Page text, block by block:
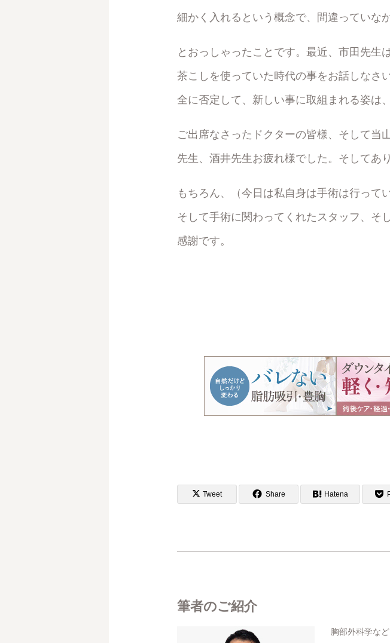
細かく入れるという概念で、間違っていな
とおっしゃったことです。最近、市田先生
茶こしを使っていた時代の事をお話しなさ
全に否定して、新しい事に取組まれる姿は
ご出席なさったドクターの皆様、そして当
先生、酒井先生お疲れ様でした。そしてあ
もちろん、（今日は私自身は手術は行って
そして手術に関わってくれたスタッフ、そ
感謝です。
Tweet Share Hatena
筆者のご紹介
胸部外科学な